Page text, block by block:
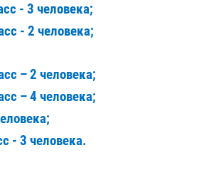
- 3 человека;
- 2 человека;
– 2 человека;
– 4 человека;
- 3 человека.